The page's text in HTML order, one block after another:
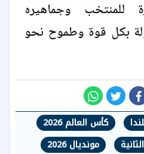
وجماهيره
بكل قوة وطموح نحو
كأس العالم 2026
مونديال 2026